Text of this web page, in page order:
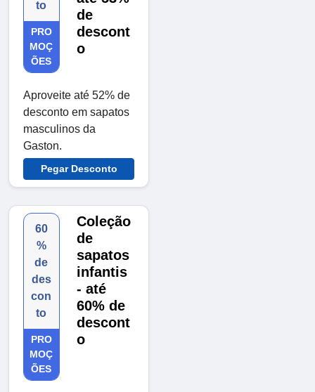
to
PRO
MOÇ
ÕES
de
descont
o
Aproveite até 52% de
desconto em sapatos
masculinos da
Gaston.
Pegar Desconto
60
%
de
des
con
to
PRO
MOÇ
ÕES
Coleção
de
sapatos
infantis
- até
60% de
descont
o